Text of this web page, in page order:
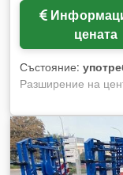
Информация за
цената
Състояние:
Разширение на
рамкова височина
плуги 430, 1 чифт
STW / 35, 1 чифт
нож D 500,
Aber Ucigo Tof